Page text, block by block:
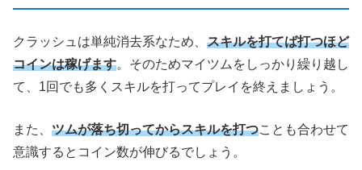
クラッシュは単純消去系なため、 スキルを打てば打つほど
コインは稼げます。そのためマイツムをしっかり繰り越し
て、1回でも多くスキルを打ってプレイを終えましょう。
また、 ツムが落ち切ってからスキルを打つことも合わせて
意識するとコイン数が伸びるでしょう。